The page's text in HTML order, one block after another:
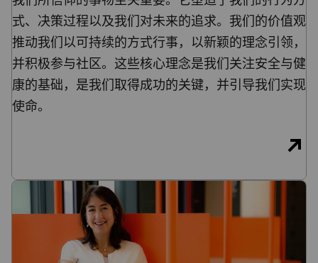
式、决策过程以及我们对未来的追求。我们的价值观
推动我们以可持续的方式行事，以新颖的理念引领，
并积极参与社区。这些核心理念是我们关注安全与健
康的基础，是我们取得成功的关键，并引导我们实现
使命。